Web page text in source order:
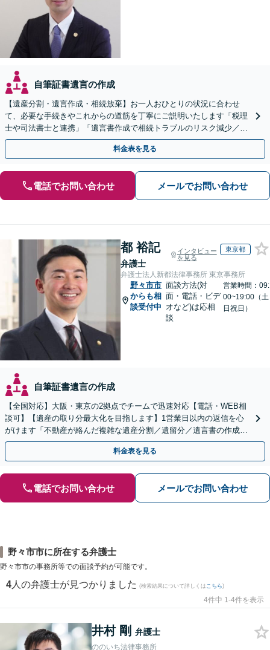
自筆証書遺言の作成
【遺産分割・遺言作成・相続放棄】お一人おひとりの状況に合わせ
て、必要な手続きやこれからの道筋を丁寧にご説明いたします「税理
士や司法書士と連携」「遺言書作成で相続トラブルのリスク減少／形
式や内容について丁寧にアドバイス」
料金表を見る
電話でお問い合わせ メールでお問い合わせ
都 裕記
弁護士
インタビュー
を見る
東京都
弁護士法人新都法律事務所 東京事務所
野々市市
からも相
談受付中
面談方法(対
面・電話・ビデ
オなど)は応相
談
営業時間：09:
00~19:00（土
日祝日）
自筆証書遺言の作成
【全国対応】大阪・東京の2拠点でチームで迅速対応【電話・WEB相
談可】【遺産の取り分最大化を目指します】1営業日以内の返信を心
がけます「不動産が絡んだ複雑な遺産分割／遺留分／遺言書の作成・
執行／事業承継など、お任せください」【休日相談あり】
料金表を見る
電話でお問い合わせ メールでお問い合わせ
野々市市に所在する弁護士
野々市市の事務所等での面談予約が可能です。
4 人の弁護士が見つかりました (検索結果について詳しくは こちら)
4件中 1-4件を表示
井村 剛 弁護士
ののいち法律事務所